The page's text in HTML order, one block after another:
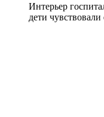
Интерьер
дети